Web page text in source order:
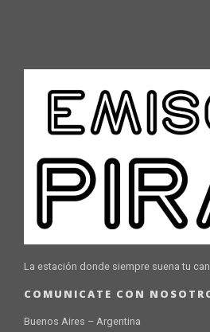
La estación donde siempre suena tu
COMUNICATE CON
Buenos Aires – Argentina